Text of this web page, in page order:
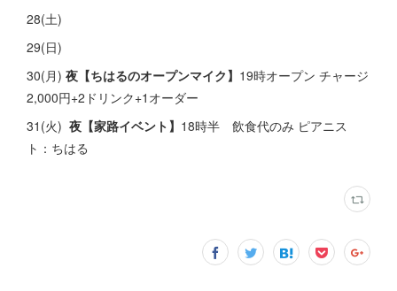
28(土)
29(日)
30(月) 夜【ちはるのオープンマイク】 19時オープン チャージ
2,000円+2ドリンク+1オーダー
31(火) 夜【家路イベント】 18時半 飲食代のみ ピアニス
ト：ちはる